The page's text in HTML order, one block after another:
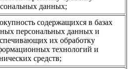
данных;
содержащихся в базах
персональных данных и
их обработку
технологий и
средств;